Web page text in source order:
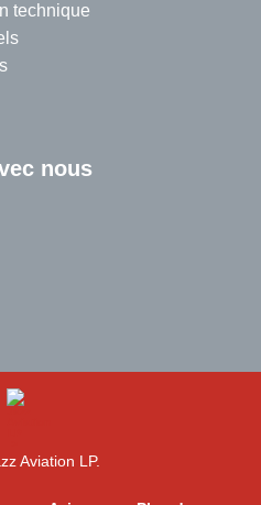
technique
nous
Aviation LP.